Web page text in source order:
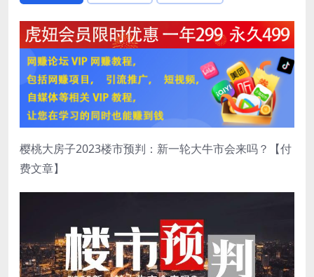
樱桃大房子2023楼市预判：新一轮大牛市会来吗？【付
费文章】